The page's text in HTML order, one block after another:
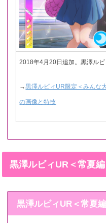
2018年4月20日追加。黒澤ル
→黒澤ルビィUR限定＜みんな
の画像と特技
黒澤ルビィUR＜常夏編
黒澤ルビィUR＜常夏